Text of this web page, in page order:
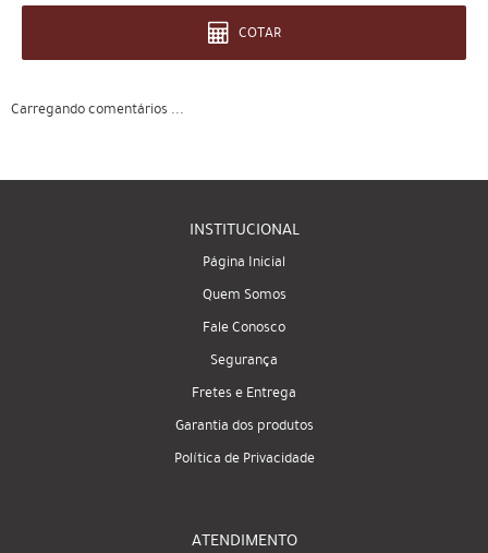
COTAR
Carregando comentários ...
INSTITUCIONAL
Página Inicial
Quem Somos
Fale Conosco
Segurança
Fretes e Entrega
Garantia dos produtos
Política de Privacidade
ATENDIMENTO